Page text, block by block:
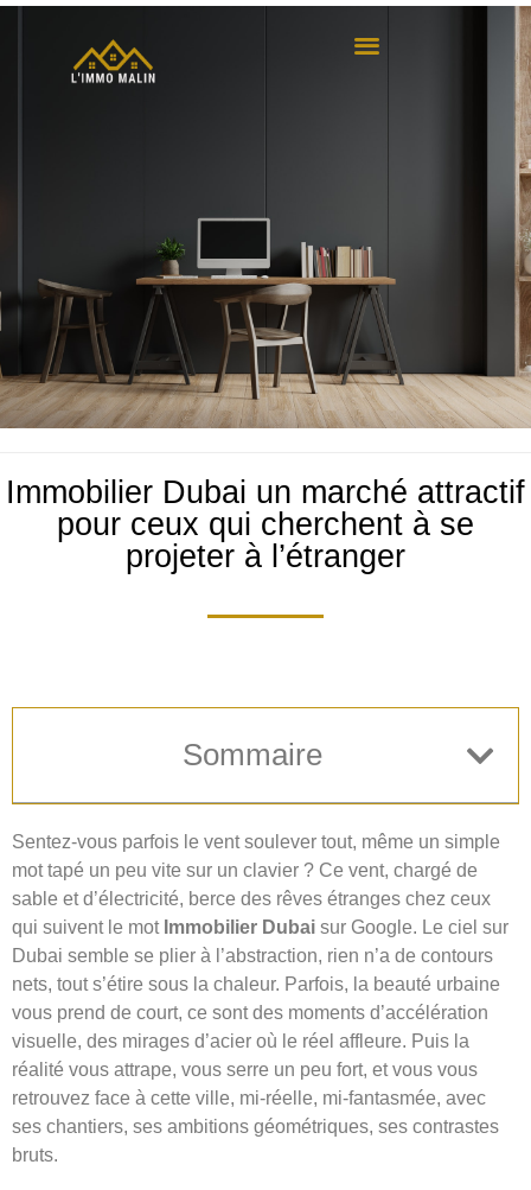
Immobilier Dubai un marché attractif
pour ceux qui cherchent à se
projeter à l’étranger
Sommaire
Sentez-vous parfois le vent soulever tout, même un simple
mot tapé un peu vite sur un clavier ? Ce vent, chargé de
sable et d’électricité, berce des rêves étranges chez ceux
qui suivent le mot Immobilier Dubai sur Google. Le ciel sur
Dubai semble se plier à l’abstraction, rien n’a de contours
nets, tout s’étire sous la chaleur. Parfois, la beauté urbaine
vous prend de court, ce sont des moments d’accélération
visuelle, des mirages d’acier où le réel affleure. Puis la
réalité vous attrape, vous serre un peu fort, et vous vous
retrouvez face à cette ville, mi-réelle, mi-fantasmée, avec
ses chantiers, ses ambitions géométriques, ses contrastes
bruts.